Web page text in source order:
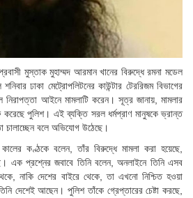
মুস্তাক মুহাম্মদ আরমান খানের বিরুদ্ধে রমনা মডেল
ঢাকা মেট্রোপলিটনের কাউন্টার টেররিজম বিভাগের
নিরাপত্তা আইনে মামলাটি করেন। সূত্র জানায়, মামলার
পুলিশ। এই ব্যক্তি সরল ধর্মপ্রাণ মানুষকে ভ্রান্ত
বলে অভিযোগ উঠেছে।
কণ্ঠকে বলেন, তাঁর বিরুদ্ধে মামলা করা হয়েছে,
এক প্রশ্নের জবাবে তিনি বলেন, অনলাইনে তিনি এসব
নাকি দেশের বাইরে থেকে, তা এখনো নিশ্চিত হওয়া
দেশেই আছেন। পুলিশ তাঁকে গ্রেপ্তারের চেষ্টা করছে,